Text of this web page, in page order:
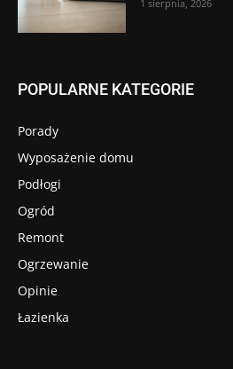
1 sierpnia, 2026
POPULARNE KATEGORIE
Porady
Wyposażenie domu
Podłogi
Ogród
Remont
Ogrzewanie
Opinie
Łazienka